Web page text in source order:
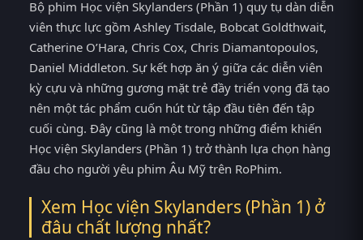
Bộ phim Học viện Skylanders (Phần 1) quy tụ dàn diễn
viên thực lực gồm Ashley Tisdale, Bobcat Goldthwait,
Catherine O’Hara, Chris Cox, Chris Diamantopoulos,
Daniel Middleton. Sự kết hợp ăn ý giữa các diễn viên
kỳ cựu và những gương mặt trẻ đầy triển vọng đã tạo
nên một tác phẩm cuốn hút từ tập đầu tiên đến tập
cuối cùng. Đây cũng là một trong những điểm khiến
Học viện Skylanders (Phần 1) trở thành lựa chọn hàng
đầu cho người yêu phim Âu Mỹ trên RoPhim.
Xem Học viện Skylanders (Phần 1) ở
đâu chất lượng nhất?